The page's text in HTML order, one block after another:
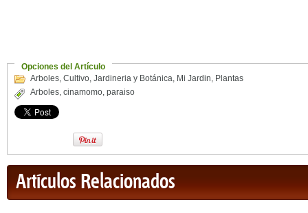
Opciones del Artículo
Arboles, Cultivo, Jardineria y Botánica, Mi Jardin, Plantas
Arboles, cinamomo, paraiso
Artículos Relacionados